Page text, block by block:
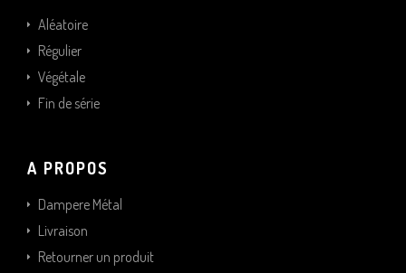
Aléatoire
Régulier
Végétale
Fin de série
A PROPOS
Dampere Métal
Livraison
Retourner un produit